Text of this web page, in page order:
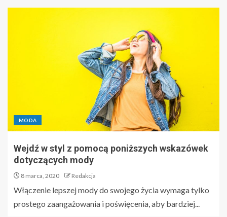
MODA
Wejdź w styl z pomocą poniższych wskazówek
dotyczących mody
8 marca, 2020 Redakcja
Włączenie lepszej mody do swojego życia wymaga tylko
prostego zaangażowania i poświęcenia, aby bardziej...